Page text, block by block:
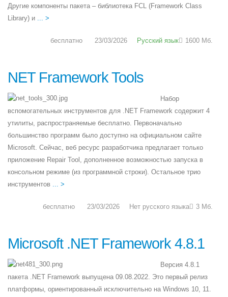
Другие компоненты пакета – библиотека FCL (Framework Class
Library) и ... >
бесплатно 23/03/2026 Русский язык 1600 Мб.
NET Framework Tools
Набор
вспомогательных инструментов для .NET Framework содержит 4
утилиты, распространяемые бесплатно. Первоначально
большинство программ было доступно на официальном сайте
Microsoft. Сейчас, веб ресурс разработчика предлагает только
приложение Repair Tool, дополненное возможностью запуска в
консольном режиме (из программной строки). Остальное трио
инструментов ... >
бесплатно 23/03/2026 Нет русского языка 3 Мб.
Microsoft .NET Framework 4.8.1
Версия 4.8.1
пакета .NET Framework выпущена 09.08.2022. Это первый релиз
платформы, ориентированный исключительно на Windows 10, 11.